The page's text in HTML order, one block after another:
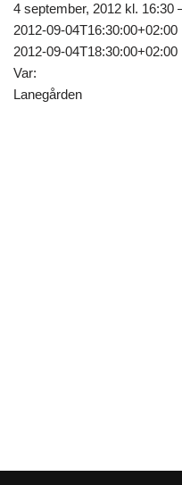
4 september, 2012 kl. 16:30
2012-09-04T16:30:00+02:00
2012-09-04T18:30:00+02:00
Var:
Lanegården